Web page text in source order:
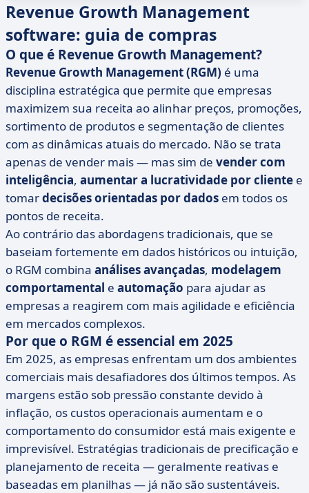
Revenue Growth Management
software: guia de compras
O que é Revenue Growth Management?
Revenue Growth Management (RGM) é uma
disciplina estratégica que permite que empresas
maximizem sua receita ao alinhar preços, promoções,
sortimento de produtos e segmentação de clientes
com as dinâmicas atuais do mercado. Não se trata
apenas de vender mais — mas sim de vender com
inteligência, aumentar a lucratividade por cliente e
tomardecisões orientadas por dados em todos os
pontos de receita.
Ao contrário das abordagens tradicionais, que se
baseiam fortemente em dados históricos ou intuição,
o RGM combina análises avançadas, modelagem
comportamental e automação para ajudar as
empresas a reagirem com mais agilidade e eficiência
em mercados complexos.
Por que o RGM é essencial em 2025
Em 2025, as empresas enfrentam um dos ambientes
comerciais mais desafiadores dos últimos tempos. As
margens estão sob pressão constante devido à
inflação, os custos operacionais aumentam e o
comportamento do consumidor está mais exigente e
imprevisível. Estratégias tradicionais de precificação e
planejamento de receita — geralmente reativas e
baseadas em planilhas — já não são sustentáveis.